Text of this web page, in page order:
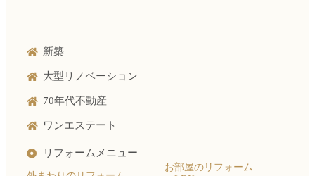
新築
大型リノベーション
70年代不動産
ワンエステート
リフォームメニュー
お部屋のリフォーム